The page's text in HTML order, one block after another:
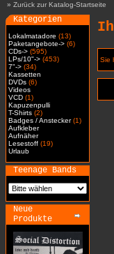
» Zurück zur Katalog-Startseite
Kategorien
Lokalmatadore (13)
Paketangebote-> (6)
CDs-> (595)
LPs/10"-> (453)
7"-> (34)
Kassetten
DVDs (6)
Videos
VCD (1)
Kapuzenpulli
T-Shirts (2)
Badges / Anstecker(1)
Aufkleber
Aufnäher
Lesestoff (19)
Urlaub
Teenage Bands
Neue
Produkte
Sie